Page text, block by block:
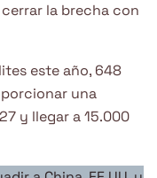
la brecha con
este año, 648
una
y llegar a 15.000